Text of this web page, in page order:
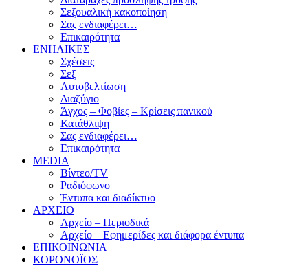
Σεξουαλική κακοποίηση
Σας ενδιαφέρει…
Επικαιρότητα
ΕΝΗΛΙΚΕΣ
Σχέσεις
Σεξ
Αυτοβελτίωση
Διαζύγιο
Άγχος – Φοβίες – Κρίσεις πανικού
Κατάθλιψη
Σας ενδιαφέρει…
Επικαιρότητα
MEDIA
Βίντεο/TV
Ραδιόφωνο
Έντυπα και διαδίκτυο
ΑΡΧΕΙΟ
Αρχείο – Περιοδικά
Αρχείο – Εφημερίδες και διάφορα έντυπα
ΕΠΙΚΟΙΝΩΝΙΑ
ΚΟΡΟΝΟΪΟΣ